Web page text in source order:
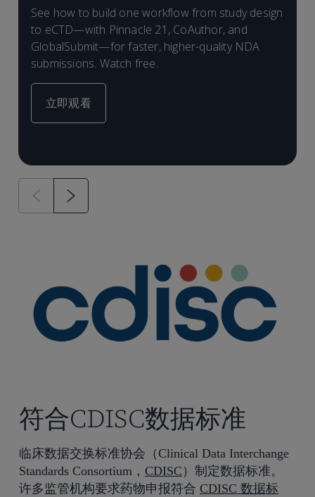
See how to build one workflow from study design
to eCTD—with Pinnacle 21, CoAuthor, and
GlobalSubmit—for faster, higher-quality NDA
submissions. Watch free.
立即观看
符合CDISC数据标准
临床数据交换标准协会（Clinical Data Interchange
Standards Consortium，CDISC ）制定数据标准。
许多监管机构要求药物申报符合CDISC 数据标